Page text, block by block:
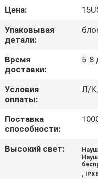
СВЯЖИТЕСЬ
МЫ
СПРОСИТЕ
ЦИТАТУ
КАРТА
САЙТА
PRIVACY
Цена:
Упаковывая
детали:
Время
доставки:
5-8
Условия
оплаты:
Л/К,
Поставка
способности:
Высокий свет:
,